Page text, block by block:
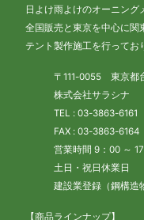
日よけ雨よけのオーニン
全国販売と東京を中心に関
テント製作施工を行ってお
〒111-0055 東京都台
株式会社サラシナ
TEL : 03-3863-6161
FAX : 03-3863-6164
営業時間 9：00 ～ 17
土日・祝日休業日
建設業登録（鋼構造物
【商品ラインナップ】